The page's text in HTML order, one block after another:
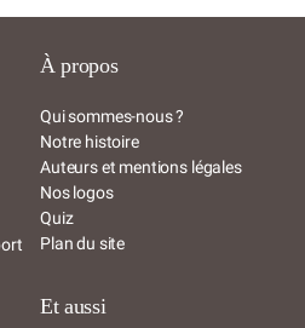
À propos
Qui sommes-nous ?
Notre histoire
Auteurs et mentions légales
Nos logos
Quiz
Plan du site
Et aussi